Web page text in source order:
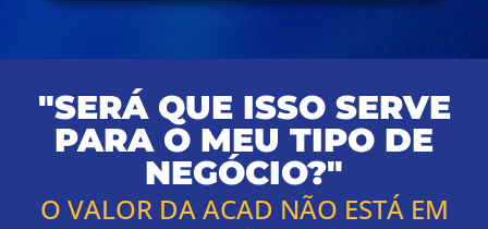
"SERÁ QUE ISSO SERVE
PARA O MEU TIPO DE
NEGÓCIO?"
O VALOR DA ACAD NÃO ESTÁ EM